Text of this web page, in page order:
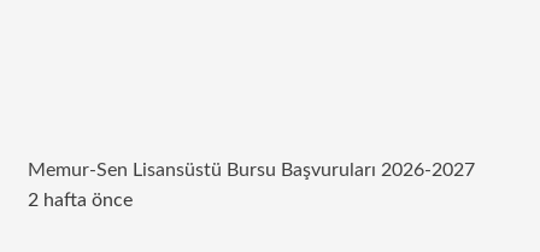
Memur-Sen Lisansüstü Bursu Başvuruları 2026-2027
2 hafta önce